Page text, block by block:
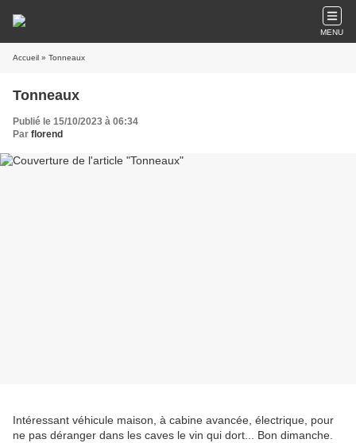
MENU
Accueil » Tonneaux
Tonneaux
Publié le 15/10/2023 à 06:34
Par florend
Intéressant véhicule maison, à cabine avancée, électrique, pour
ne pas déranger dans les caves le vin qui dort... Bon dimanche.